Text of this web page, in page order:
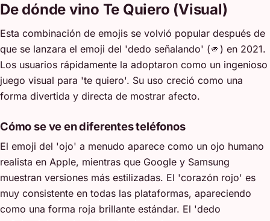
De dónde vino Te Quiero (Visual)
Esta combinación de emojis se volvió popular después de
que se lanzara el emoji del 'dedo señalando' (🫵) en 2021.
Los usuarios rápidamente la adoptaron como un ingenioso
juego visual para 'te quiero'. Su uso creció como una
forma divertida y directa de mostrar afecto.
Cómo se ve en diferentes teléfonos
El emoji del 'ojo' a menudo aparece como un ojo humano
realista en Apple, mientras que Google y Samsung
muestran versiones más estilizadas. El 'corazón rojo' es
muy consistente en todas las plataformas, apareciendo
como una forma roja brillante estándar. El 'dedo